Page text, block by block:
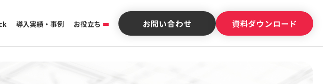
導入実績・事例 お役立ち お問い合わせ 資料ダウンロード